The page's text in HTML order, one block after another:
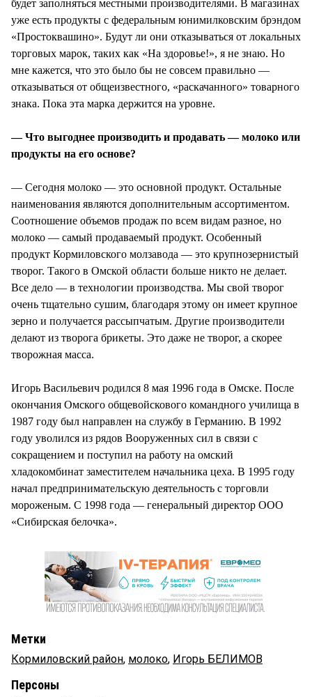
будет заполняться местными производителями. В магазинах
уже есть продукты с федеральным юнимилковским брэндом
«Простоквашино». Будут ли они отказываться от локальных
торговых марок, таких как «На здоровье!», я не знаю. Но
мне кажется, что это было бы не совсем правильно —
отказываться от общеизвестного, «раскачанного» товарного
знака. Пока эта марка держится на уровне.
— Что выгоднее производить и продавать — молоко или
продукты на его основе?
— Сегодня молоко — это основной продукт. Остальные
наименования являются дополнительным ассортиментом.
Соотношение объемов продаж по всем видам разное, но
молоко — самый продаваемый продукт. Особенный
продукт Кормиловского молзавода — это крупнозернистый
творог. Такого в Омской области больше никто не делает.
Все дело — в технологии производства. Мы свой творог
очень тщательно сушим, благодаря этому он имеет крупное
зерно и получается рассыпчатым. Другие производители
делают из творога брикеты. Это даже не творог, а скорее
творожная масса.
Игорь Васильевич родился 8 мая 1996 года в Омске. После
окончания Омского общевойскового командного училища в
1987 году был направлен на службу в Германию. В 1992
году уволился из рядов Вооруженных сил в связи с
сокращением и поступил на работу на омский
хладокомбинат заместителем начальника цеха. В 1995 году
начал предпринимательскую деятельность с торговли
мороженым. С 1998 года — генеральный директор ООО
«Сибирская белочка».
Метки
Кормиловский район, молоко, Игорь БЕЛИМОВ
Персоны